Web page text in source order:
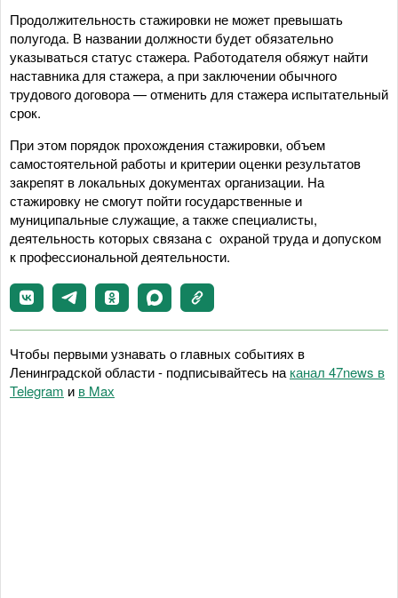
Продолжительность стажировки не может превышать
полугода. В названии должности будет обязательно
указываться статус стажера. Работодателя обяжут найти
наставника для стажера, а при заключении обычного
трудового договора — отменить для стажера испытательный
срок.
При этом порядок прохождения стажировки, объем
самостоятельной работы и критерии оценки результатов
закрепят в локальных документах организации. На
стажировку не смогут пойти государственные и
муниципальные служащие, а также специалисты,
деятельность которых связана с охраной труда и допуском
к профессиональной деятельности.
Чтобы первыми узнавать о главных событиях в
Ленинградской области - подписывайтесь на канал 47news в
Telegram и в Maх